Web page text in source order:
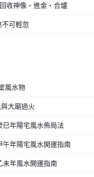
收神像‧進金‧合爐
可輕忽
風水物
大廟過火
巳年陽宅風水佈局法
午年陽宅風水開運指南
未年風水開運指南